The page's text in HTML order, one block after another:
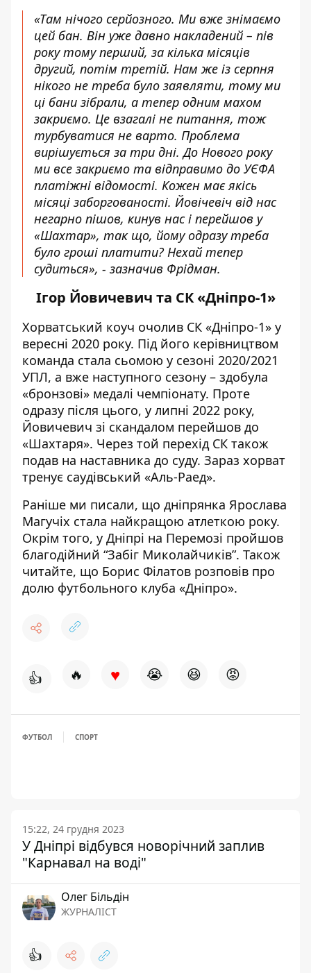
«Там нічого серйозного. Ми вже знімаємо
цей бан. Він уже давно накладений – пів
року тому перший, за кілька місяців
другий, потім третій. Нам же із серпня
нікого не треба було заявляти, тому ми
ці бани зібрали, а тепер одним махом
закриємо. Це взагалі не питання, тож
турбуватися не варто. Проблема
вирішується за три дні. До Нового року
ми все закриємо та відправимо до УЄФА
платіжні відомості. Кожен має якісь
місяці заборгованості. Йовічевіч від нас
негарно пішов, кинув нас і перейшов у
«Шахтар», так що, йому одразу треба
було гроші платити? Нехай тепер
судиться», - зазначив Фрідман.
Ігор Йовичевич та СК «Дніпро-1»
Хорватський коуч очолив СК «Дніпро-1» у
вересні 2020 року. Під його керівництвом
команда стала сьомою у сезоні 2020/2021
УПЛ, а вже наступного сезону – здобула
«бронзові» медалі чемпіонату. Проте
одразу після цього, у липні 2022 року,
Йовичевич зі скандалом перейшов до
«Шахтаря». Через той перехід СК також
подав на наставника до суду. Зараз хорват
тренує саудівський «Аль-Раед».
Раніше ми писали, що дніпрянка Ярослава
Магучіх стала найкращою атлеткою року.
Окрім того, у Дніпрі на Перемозі пройшов
благодійний “Забіг Миколайчиків”. Також
читайте, що Борис Філатов розповів про
долю футбольного клуба «Дніпро».
👍 🔥 ♥ 😭 😆 😡
ФУТБОЛ СПОРТ
15:22, 24 грудня 2023
У Дніпрі відбувся новорічний заплив
"Карнавал на воді"
Олег Більдін
ЖУРНАЛІСТ
👍